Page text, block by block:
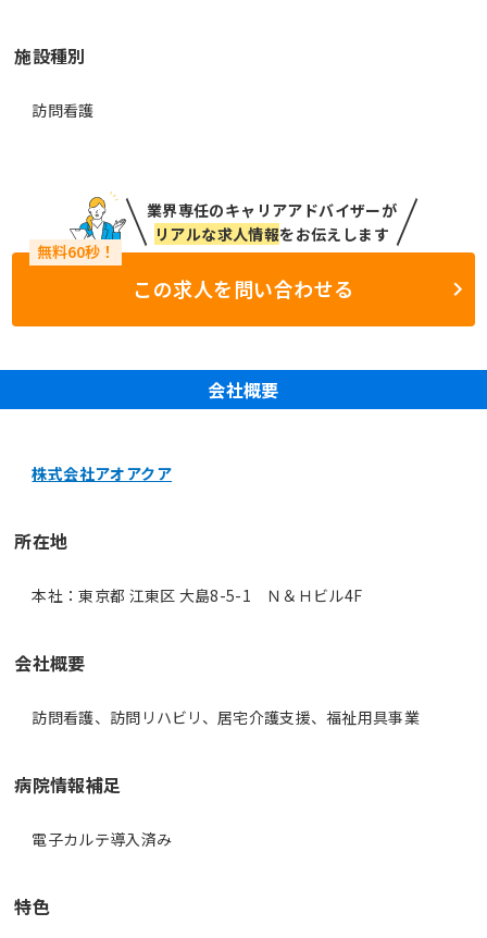
施設種別
訪問看護
業界専任のキャリアアドバイザーが
リアルな求人情報をお伝えします
この求人を問い合わせる
会社概要
株式会社アオアクア
所在地
本社：東京都 江東区 大島8-5-1 Ｎ＆Ｈビル4F
会社概要
訪問看護、訪問リハビリ、居宅介護支援、福祉用具事業
病院情報補足
電子カルテ導入済み
特色